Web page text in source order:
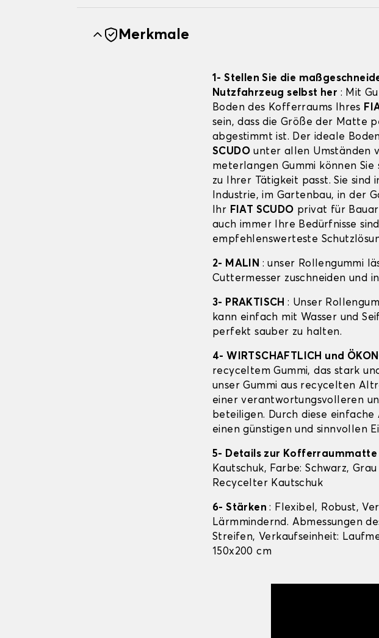
Merkmale
1- Stellen Sie die
Nutzfahrzeug selbst her : Mit
Boden des Kofferraums Ihres
sein, dass die Größe der Matte
abgestimmt ist. Der ideale
SCUDO unter allen Umständen
meterlangen Gummi können
zu Ihrer Tätigkeit passt. Sie sind
Industrie, im Gartenbau, in der
Ihr FIAT SCUDO privat für
auch immer Ihre Bedürfnisse
empfehlenswerteste
2- MALIN : unser Rollengummi
Cuttermesser zuschneiden und
3- PRAKTISCH: Unser
kann einfach mit Wasser und
perfekt sauber zu halten.
4- WIRTSCHAFTLICH und
recyceltem Gummi, das stark
unser Gummi aus recycelten
einer verantwortungsvolleren
beteiligen. Durch diese
einen günstigen und sinnvollen
5- Details zur Kofferraummatte
Kautschuk, Farbe: Schwarz,
Recycelter Kautschuk
6- Stärken: Flexibel, Robust,
Lärmmindernd. Abmessungen
Streifen, Verkaufseinheit:
150x200 cm